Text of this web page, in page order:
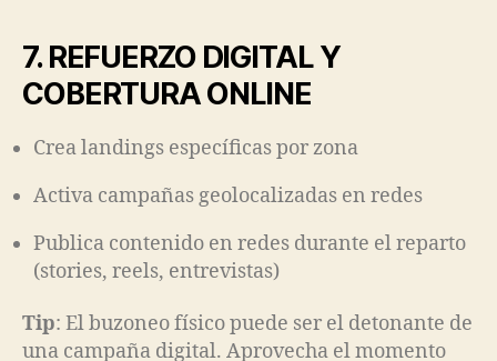
7. REFUERZO DIGITAL Y
COBERTURA ONLINE
Crea landings específicas por zona
Activa campañas geolocalizadas en redes
Publica contenido en redes durante el reparto
(stories, reels, entrevistas)
Tip: El buzoneo físico puede ser el detonante de
una campaña digital. Aprovecha el momento